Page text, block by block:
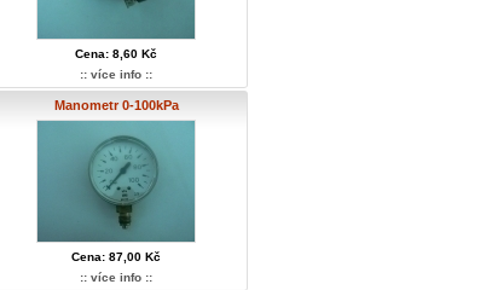
Cena: 8,60 Kč
:: více info ::
Manometr 0-100kPa
Cena: 87,00 Kč
:: více info ::